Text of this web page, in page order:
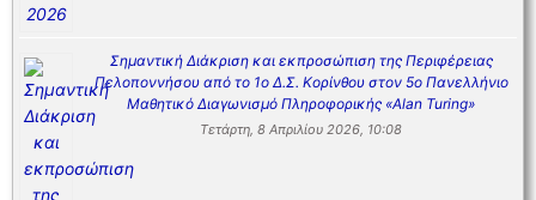
Σημαντική Διάκριση και εκπροσώπιση της Περιφέρειας
Πελοποννήσου από το 1ο Δ.Σ. Κορίνθου στον 5ο Πανελλήνιο
Μαθητικό Διαγωνισμό Πληροφορικής «Alan Turing»
Τετάρτη, 8 Απριλίου 2026, 10:08